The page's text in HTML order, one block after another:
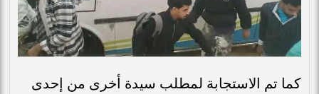
كما تم الاستجابة لمطلب سيدة أخرى من إحدى